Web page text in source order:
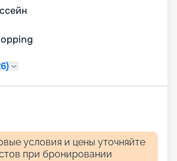
волны и великолепные
Воспользуйтесь
бронирования, чтобы получить
выгодным ценам!
условия и цены уточняйте
при бронировании